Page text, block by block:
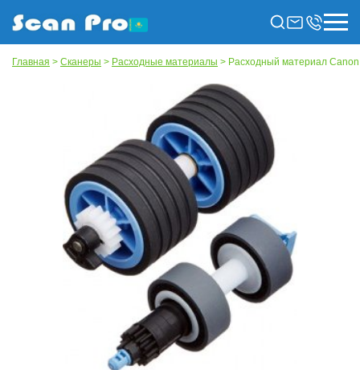
Главная > Сканеры > Расходные материалы > Расходный материал